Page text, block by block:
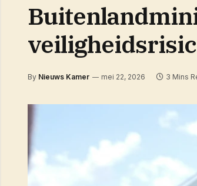
By Nieuws Kamer mei 22, 2026 3 Mins